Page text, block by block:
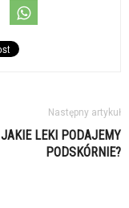
Następny artykuł
JAKIE LEKI PODAJEMY
PODSKÓRNIE?